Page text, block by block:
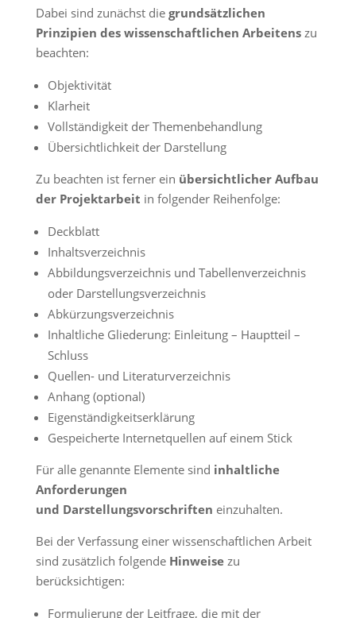
Dabei sind zunächst die grundsätzlichen
Prinzipien des wissenschaftlichen Arbeitenszu
beachten:
Objektivität
Klarheit
Vollständigkeit der Themenbehandlung
Übersichtlichkeit der Darstellung
Zu beachten ist ferner ein übersichtlicher Aufbau
der Projektarbeit in folgender Reihenfolge:
Deckblatt
Inhaltsverzeichnis
Abbildungsverzeichnis und Tabellenverzeichnis
oder Darstellungsverzeichnis
Abkürzungsverzeichnis
Inhaltliche Gliederung: Einleitung – Hauptteil –
Schluss
Quellen- und Literaturverzeichnis
Anhang (optional)
Eigenständigkeitserklärung
Gespeicherte Internetquellen auf einem Stick
Für alle genannte Elemente sind inhaltliche
Anforderungen
und Darstellungsvorschriften einzuhalten.
Bei der Verfassung einer wissenschaftlichen Arbeit
sind zusätzlich folgende Hinweisezu
berücksichtigen:
Formulierung der Leitfrage, die mit der